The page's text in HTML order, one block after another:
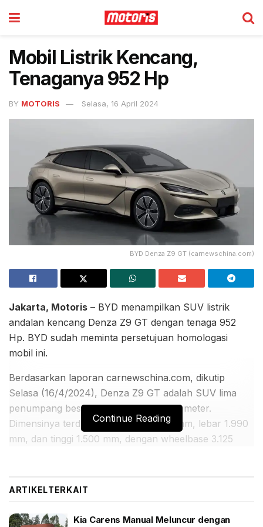
Mobil Listrik Kencang,
Tenaganya 952 Hp
BY MOTORIS Selasa, 16 April 2024
BYD Denza Z9 GT (carnewschina.com)
Jakarta, Motoris – BYD menampilkan SUV listrik
andalan kencang Denza Z9 GT dengan tenaga 952
Hp. BYD sudah meminta persetujuan homologasi
mobil ini.
Berdasarkan laporan carnewschina.com, dikutip
Selasa (16/4/2024), Denza Z9 GT adalah SUV lima
penumpang besar dengan panjang 5,2 meter.
Dimensinya terdiri atas panjang 5.180 mm, lebar 1.990
mm, dan tinggi 1.500 mm, dengan wheelbase 3.125
BACA JUGA:
Kia Carens Manual Meluncur dengan Harga
Continue Reading
ARTIKELTERKAIT
Kia Carens Manual Meluncur dengan